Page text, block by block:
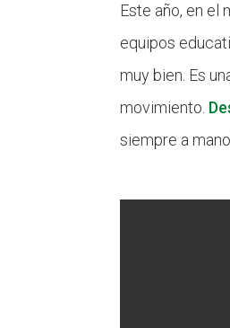
Este año, en el
equipos
muy bien. Es
movimiento.
siempre a